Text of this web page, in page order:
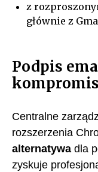
z
głównie z
Podpis
Centralne
rozszerzenia
alternatywa dla
zyskuje